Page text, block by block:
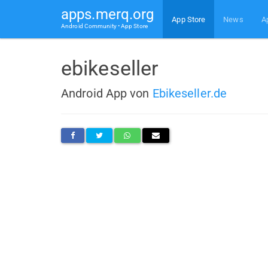
apps.merq.org
Android Community • App Store
App Store News
ebikeseller
Android App von Ebikeseller.de